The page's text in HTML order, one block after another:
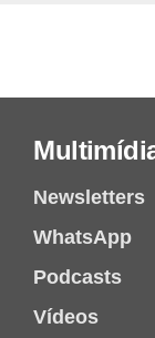
Newsletters
WhatsApp
Podcasts
Vídeos